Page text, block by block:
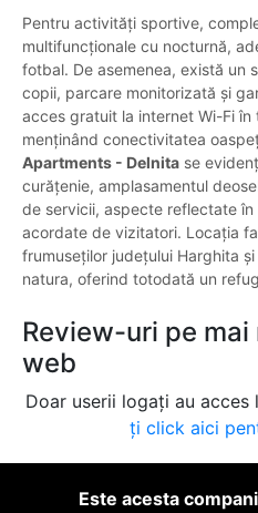
Pentru activități sportive,
multifuncționale cu nocturnă,
fotbal. De asemenea, există un
copii, parcare monitorizată și
acces gratuit la internet Wi-Fi
menținând conectivitatea
Apartments - Delnita se
curățenie, amplasamentul
de servicii, aspecte reflectate
acordate de vizitatori. Locația
frumuseților județului Harghita
natura, oferind totodată un
Review-uri pe
web
Doar userii logați au acces
ți click aici
Este acesta